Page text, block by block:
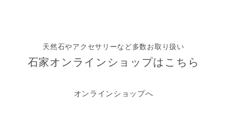
天然石やアクセサリーなど多数お取り扱い
石家オンラインショップはこちら
オンラインショップへ